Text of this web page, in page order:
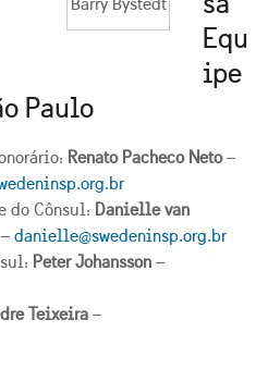
Equ
ipe
Paulo
Renato Pacheco Neto–
do Cônsul: Danielle van
–danielle@swedeninsp.org.br
Peter Johansson –
Teixeira–